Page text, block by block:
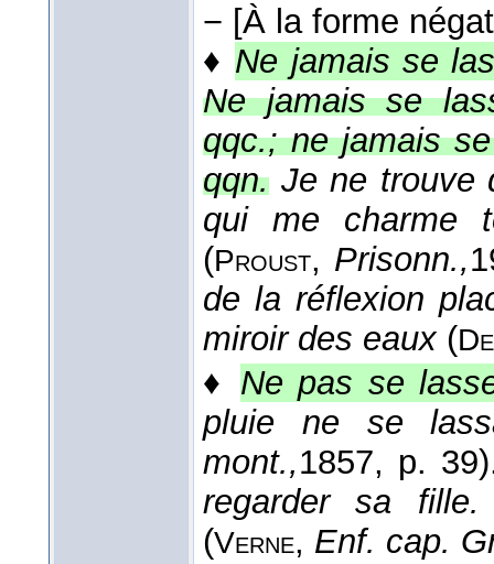
− [À la forme
♦ Ne jamais se
Ne jamais se
qqc.; ne jamais
qqn. Je ne trouve
qui me charme
(Proust, Prisonn.,
de la réflexion
miroir des eaux (
♦ Ne pas se
pluie ne se
mont.,1857, p.
regarder sa
(Verne, Enf. cap.